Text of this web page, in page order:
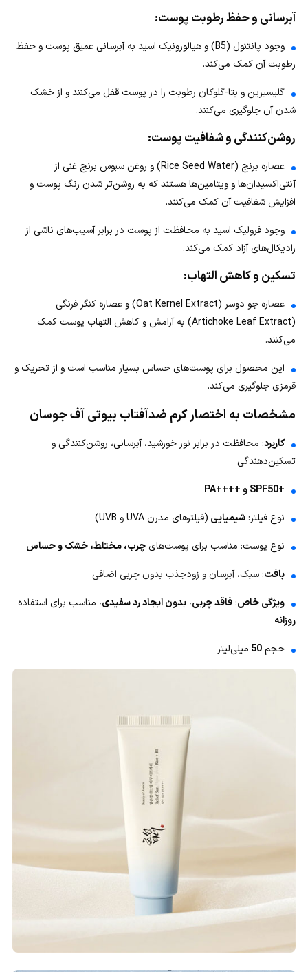
آبرسانی و حفظ رطوبت پوست:
وجود پانتنول (B5) و هیالورونیک اسید به آبرسانی عمیق پوست و حفظ
رطوبت آن کمک می‌کند.
گلیسیرین و بتا-گلوکان رطوبت را در پوست قفل می‌کنند و از خشک
شدن آن جلوگیری می‌کنند.
روشن‌کنندگی و شفافیت پوست:
عصاره برنج (Rice Seed Water) و روغن سبوس برنج غنی از
آنتی‌اکسیدان‌ها و ویتامین‌ها هستند که به روشن‌تر شدن رنگ پوست و
افزایش شفافیت آن کمک می‌کنند.
وجود فرولیک اسید به محافظت از پوست در برابر آسیب‌های ناشی از
رادیکال‌های آزاد کمک می‌کند.
تسکین و کاهش التهاب:
عصاره جو دوسر (Oat Kernel Extract) و عصاره کنگر فرنگی
(Artichoke Leaf Extract) به آرامش و کاهش التهاب پوست کمک
می‌کنند.
این محصول برای پوست‌های حساس بسیار مناسب است و از تحریک و
قرمزی جلوگیری می‌کند.
مشخصات به اختصار کرم ضدآفتاب بیوتی آف جوسان
کاربرد: محافظت در برابر نور خورشید، آبرسانی، روشن‌کنندگی و
تسکین‌دهندگی
+SPF50 و ++++PA
نوع فیلتر:شیمیایی (فیلترهای مدرن UVA و UVB)
نوع پوست: مناسب برای پوست‌هایچرب، مختلط، خشک و حساس
بافت: سبک، آبرسان و زودجذب بدون چربی اضافی
ویژگی خاص:فاقد چربی، بدون ایجاد رد سفیدی، مناسب برای استفاده
روزانه
حجم50 میلی‌لیتر